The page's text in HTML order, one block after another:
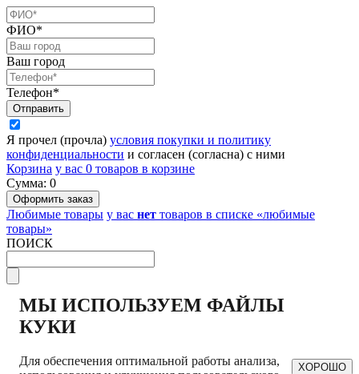
ФИО*
Ваш город
Телефон*
Я прочел (прочла) условия покупки и политику
конфиденциальности и согласен (согласна) с ними
Корзина у вас 0 товаров в корзине
Сумма: 0
Любимые товары у вас нет товаров в списке «любимые
товары»
ПОИСК
МЫ ИСПОЛЬЗУЕМ ФАЙЛЫ
КУКИ
Для обеспечения оптимальной работы анализа,
ХОРОШО